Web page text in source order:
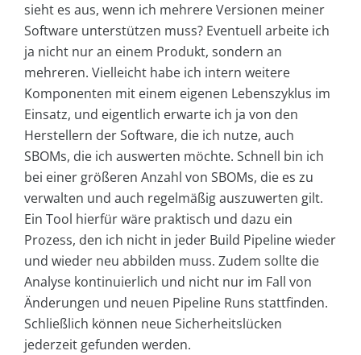
sieht es aus, wenn ich mehrere Versionen meiner
Software unterstützen muss? Eventuell arbeite ich
ja nicht nur an einem Produkt, sondern an
mehreren. Vielleicht habe ich intern weitere
Komponenten mit einem eigenen Lebenszyklus im
Einsatz, und eigentlich erwarte ich ja von den
Herstellern der Software, die ich nutze, auch
SBOMs, die ich auswerten möchte. Schnell bin ich
bei einer größeren Anzahl von SBOMs, die es zu
verwalten und auch regelmäßig auszuwerten gilt.
Ein Tool hierfür wäre praktisch und dazu ein
Prozess, den ich nicht in jeder Build Pipeline wieder
und wieder neu abbilden muss. Zudem sollte die
Analyse kontinuierlich und nicht nur im Fall von
Änderungen und neuen Pipeline Runs stattfinden.
Schließlich können neue Sicherheitslücken
jederzeit gefunden werden.